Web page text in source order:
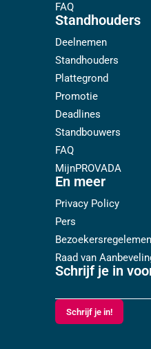
FAQ
Standhouders
Deelnemen
Standhouders
Plattegrond
Promotie
Deadlines
Standbouwers
FAQ
MijnPROVADA
En meer
Privacy Policy
Pers
Raad van
Schrijf je in
Schrijf je in!